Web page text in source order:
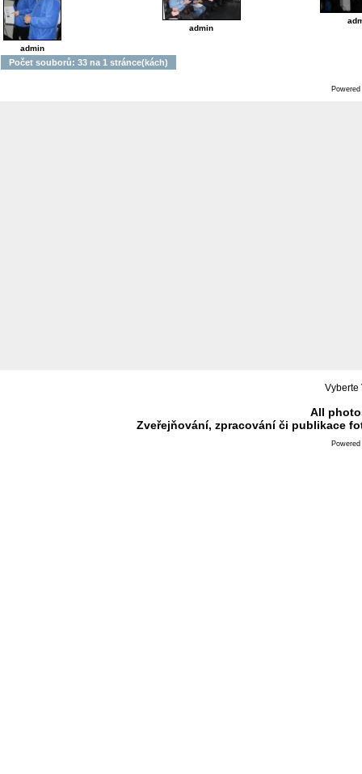
admin
admin
Počet souborů: 33 na 1 stránce(kách)
Vyberte
All
Zveřejňování, zpracování či publikace